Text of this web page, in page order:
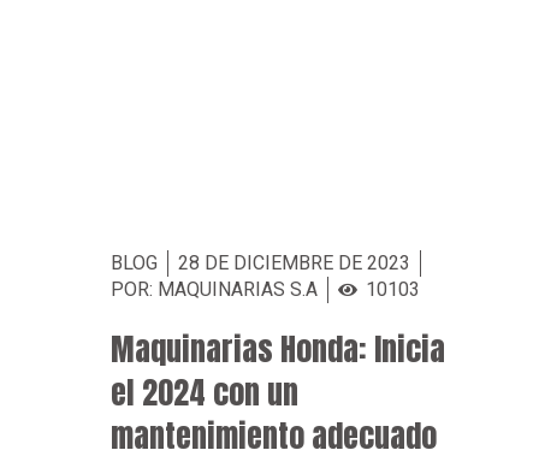
BLOG
28 DE DICIEMBRE DE 2023
POR: MAQUINARIAS S.A
10103
Maquinarias Honda: Inicia
el 2024 con un
mantenimiento adecuado